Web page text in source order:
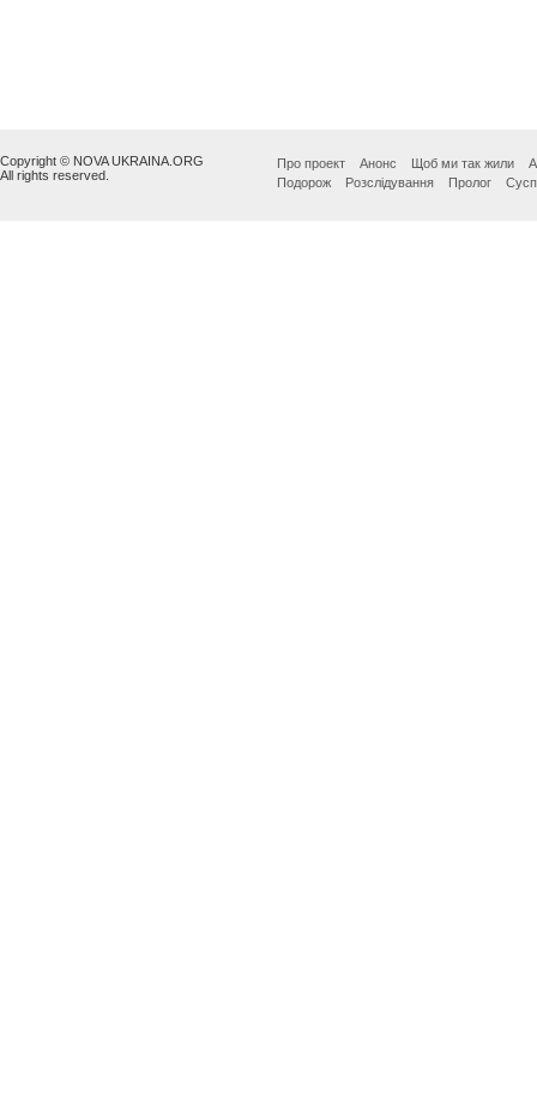
Copyright © NOVA UKRAINA.ORG
All rights reserved.
Про проект Анонс Щоб ми так жили
Подорож
Розслідування Пролог